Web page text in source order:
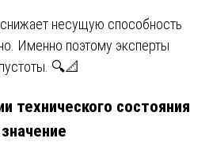
несущую способность
Именно поэтому эксперты
🔍📐
технического состояния